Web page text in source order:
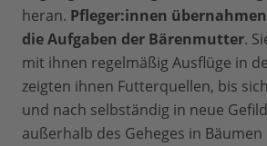
heran. Pfleger:innen übernahmen
die Aufgaben der Bärenmutter.
mit ihnen regelmäßig Ausflüge in
zeigten ihnen Futterquellen, bis
und nach selbständig in neue
außerhalb des Geheges in